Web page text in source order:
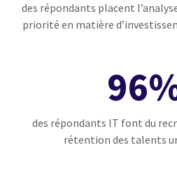
des répondants placent
priorité en matière
des répondants IT font du
rétention des talents